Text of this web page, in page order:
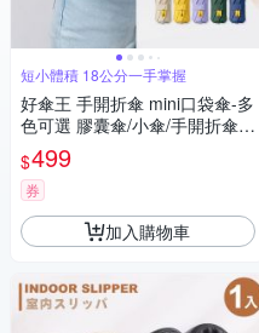
短小體積 18公分一手掌握
好傘王 手開折傘 mini口袋傘-多
色可選 膠囊傘/小傘/手開折傘/
黑膠布/摺疊傘/小雨傘/輕量傘/
折疊傘/迷你傘/防曬
$499
券
加入購物車